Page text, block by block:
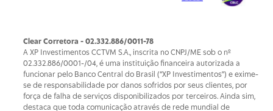
Clear Corretora - 02.332.886/0011-78
A XP Investimentos CCTVM S.A., inscrita no CNPJ/ME sob o nº
02.332.886/0001-/­04, é uma instituição financeira autorizada a
funcionar pelo Banco Central do Brasil (“XP Investimentos”) e exime-
se de responsabilidade por danos sofridos por seus clientes, por
força de falha de serviços disponibilizados por terceiros. Ainda sim,
destaca que toda comunicação através de rede mundial de